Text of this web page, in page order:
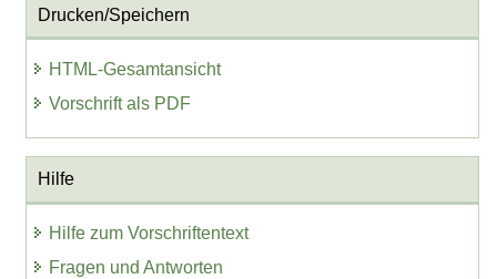
Drucken/Speichern
HTML-Gesamtansicht
Vorschrift als PDF
Hilfe
Hilfe zum Vorschriftentext
Fragen und Antworten